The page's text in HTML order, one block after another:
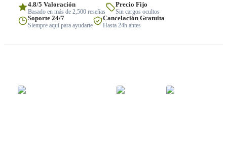
4.8/5 Valoración
Basado en más de 2,500 reseñas
Precio Fijo
Sin cargos ocultos
Soporte 24/7
Siempre aquí para ayudarte
Cancelación Gratuita
Hasta 24h antes